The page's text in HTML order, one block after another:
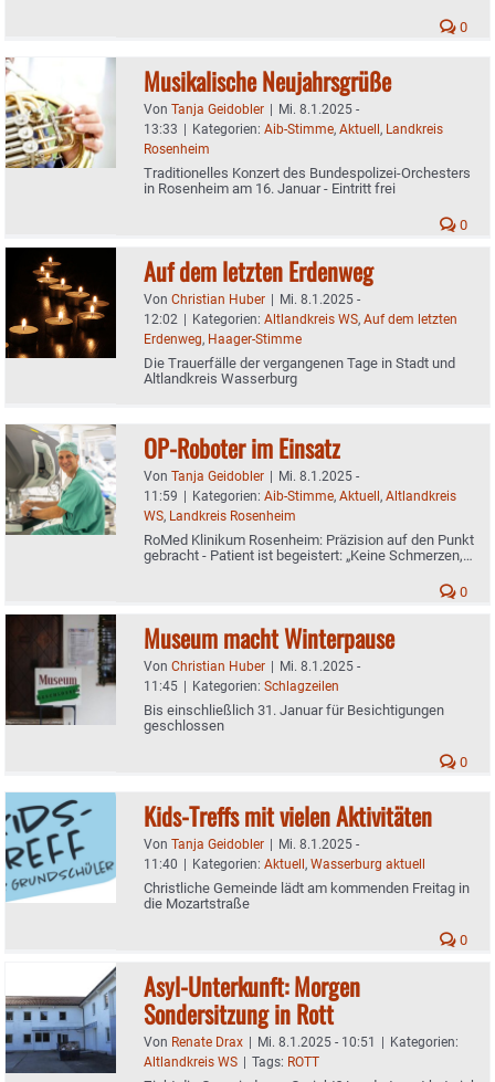
0
Musikalische Neujahrsgrüße
Von Tanja Geidobler | Mi. 8.1.2025 -
13:33 | Kategorien: Aib-Stimme, Aktuell, Landkreis
Rosenheim
Traditionelles Konzert des Bundespolizei-Orchesters
in Rosenheim am 16. Januar - Eintritt frei
0
Auf dem letzten Erdenweg
Von Christian Huber | Mi. 8.1.2025 -
12:02 | Kategorien: Altlandkreis WS, Auf dem letzten
Erdenweg, Haager-Stimme
Die Trauerfälle der vergangenen Tage in Stadt und
Altlandkreis Wasserburg
OP-Roboter im Einsatz
Von Tanja Geidobler | Mi. 8.1.2025 -
11:59 | Kategorien: Aib-Stimme, Aktuell, Altlandkreis
WS, Landkreis Rosenheim
RoMed Klinikum Rosenheim: Präzision auf den Punkt
gebracht - Patient ist begeistert: „Keine Schmerzen,
0
Museum macht Winterpause
Von Christian Huber | Mi. 8.1.2025 -
11:45 | Kategorien: Schlagzeilen
Bis einschließlich 31. Januar für Besichtigungen
geschlossen
0
Kids-Treffs mit vielen Aktivitäten
Von Tanja Geidobler | Mi. 8.1.2025 -
11:40 | Kategorien: Aktuell, Wasserburg aktuell
Christliche Gemeinde lädt am kommenden Freitag in
die Mozartstraße
0
Asyl-Unterkunft: Morgen
Sondersitzung in Rott
Von Renate Drax | Mi. 8.1.2025 - 10:51 | Kategorien:
Altlandkreis WS | Tags: ROTT